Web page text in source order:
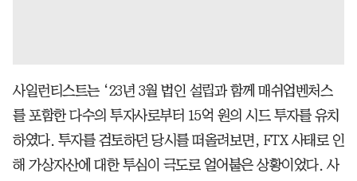
사일런티스트는 ‘23년 3월 법인 설립과 함께 매쉬업벤처스
를 포함한 다수의 투자사로부터 15억 원의 시드 투자를 유치
하였다. 투자를 검토하던 당시를 떠올려보면, FTX 사태로 인
해 가상자산에 대한 투심이 극도로 얼어붙은 상황이었다. 사